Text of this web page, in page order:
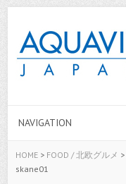
HOME> FOOD / 北欧グルメ >
skane01